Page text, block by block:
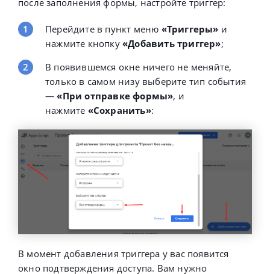
Перейдите в пункт меню «Триггеры» и
нажмите кнопку «Добавить триггер»;
В появившемся окне ничего не меняйте,
только в самом низу выберите тип события
— «При отправке формы», и
нажмите «Сохранить»:
В момент добавления триггера у вас появится
окно подтверждения доступа. Вам нужно